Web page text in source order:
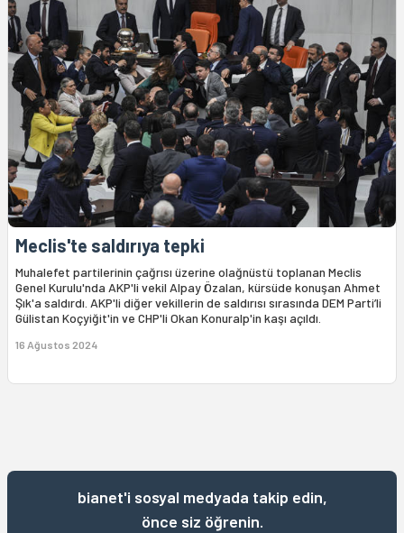
Meclis'te saldırıya tepki
Muhalefet partilerinin çağrısı üzerine olağnüstü toplanan Meclis
Genel Kurulu'nda AKP'li vekil Alpay Özalan, kürsüde konuşan Ahmet
Şık'a saldırdı. AKP'li diğer vekillerin de saldırısı sırasında DEM Parti’li
Gülistan Koçyiğit'in ve CHP'li Okan Konuralp'in kaşı açıldı.
16 Ağustos 2024
bianet'i sosyal medyada takip edin,
önce siz öğrenin.